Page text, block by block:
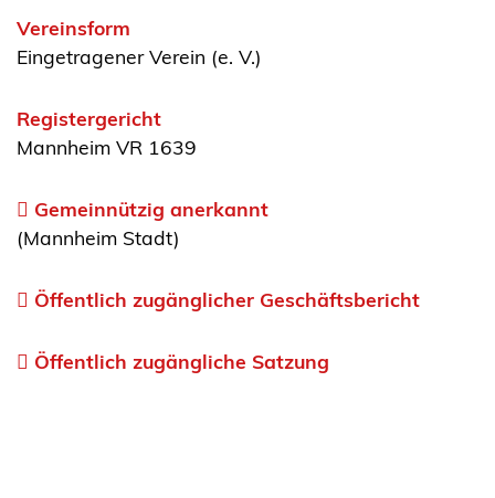
Vereinsform
Eingetragener Verein (e. V.)
Registergericht
Mannheim VR 1639
Gemeinnützig anerkannt
(Mannheim Stadt)
Öffentlich zugänglicher Geschäftsbericht
Öffentlich zugängliche Satzung